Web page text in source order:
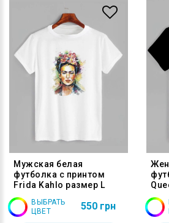
Мужская белая
футболка с принтом
Frida Kahlo размер L
ВЫБРАТЬ
ЦВЕТ
550 грн